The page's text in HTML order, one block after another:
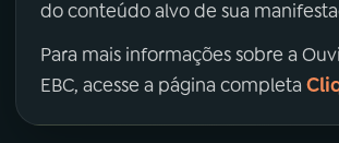
do conteúdo alvo de sua
Para mais informações sobre a
EBC, acesse a página completa